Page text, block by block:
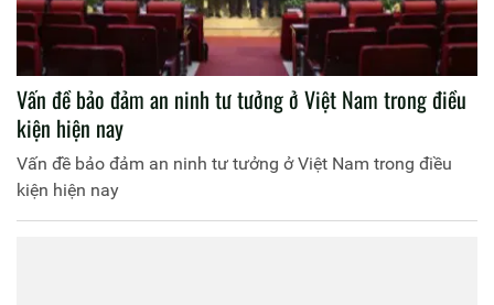
Vấn đề bảo đảm an ninh tư tưởng ở Việt Nam trong điều
kiện hiện nay
Vấn đề bảo đảm an ninh tư tưởng ở Việt Nam trong điều
kiện hiện nay